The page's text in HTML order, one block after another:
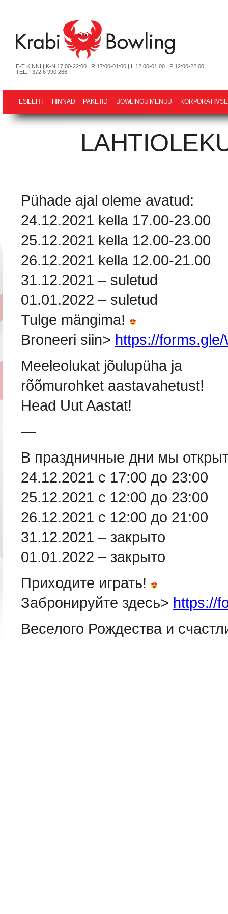
E-T KINNI | K-N 17:00-22:00 | R 17:00-01:00 | L 12:00-01:00 | P 12:00-22:00
TEL: +372 6 990 266
ESILEHT HINNAD PAKETID BOWLINGU MENÜÜ
Pühade ajal oleme avatud:
24.12.2021 kella 17.00-23.00
25.12.2021 kella 12.00-23.00
26.12.2021 kella 12.00-21.00
31.12.2021 – suletud
01.01.2022 – suletud
Tulge mängima!
Broneeri siin> https://
Meeleolukat jõulupüha ja
rõõmurohket aastavahetust!
Head Uut Aastat!
—
В праздничные дни мы
24.12.2021 с 17:00 до 23:00
25.12.2021 с 12:00 до 23:00
26.12.2021 с 12:00 до 21:00
31.12.2021 – закрыто
01.01.2022 – закрыто
Приходите играть!
Забронируйте здесь> https://
Веселого Рождества и